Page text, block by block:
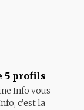
5 profils
Info vous
c’est la